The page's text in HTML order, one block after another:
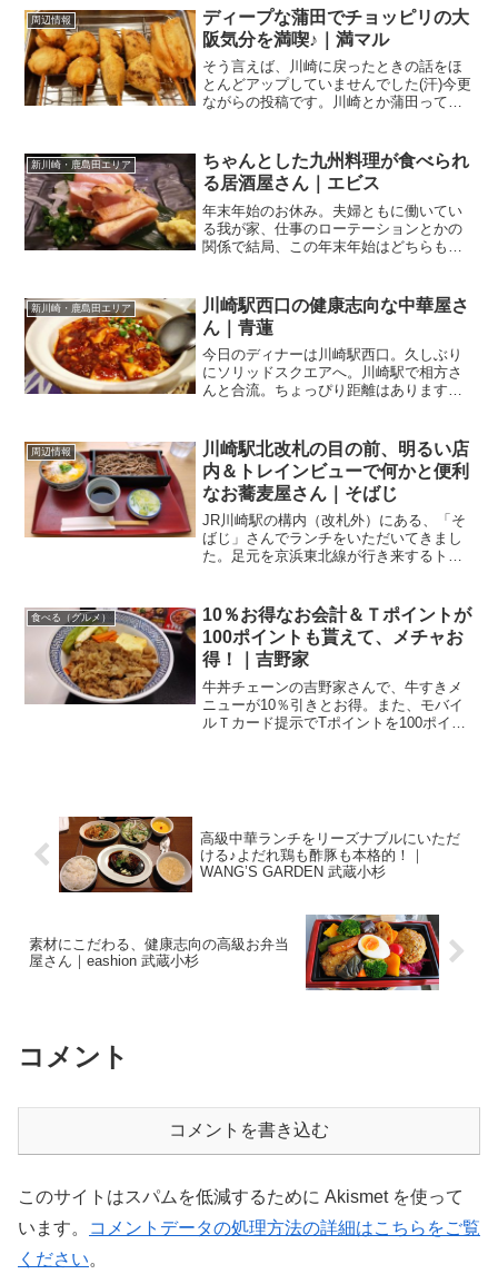
が．．．かまどか 池上店 さん1Fにナボ
ナの亀屋万年堂さんの入って...
周辺情報
ディープな蒲田でチョッピリの大
阪気分を満喫♪｜満マル
そう言えば、川崎に戻ったときの話をほ
とんどアップしていませんでした(汗)今更
ながらの投稿です。川崎とか蒲田って、
ることに。蒲田の街も川崎同様！？ディ
ープですよね～。普通...
新川崎・鹿島田エリア
ちゃんとした九州料理が食べられ
る居酒屋さん｜エビス
年末年始のお休み。夫婦ともに働いてい
る我が家、仕事のローテーションとかの
関係で結局、この年末年始はどちらも実
外食でもしよー！って話になりまして。
休みだからこそ行けるのが地...
新川崎・鹿島田エリア
川崎駅西口の健康志向な中華屋さ
ん｜青蓮
今日のディナーは川崎駅西口。久しぶり
にソリッドスクエアへ。川崎駅で相方さ
んと合流。ちょっぴり距離はあります
西口に出て直進、そのままJR線のアンダ
ーパスをくぐれば、徒...
周辺情報
川崎駅北改札の目の前、明るい店
内＆トレインビューで何かと便利
なお蕎麦屋さん｜そばじ
JR川崎駅の構内（改札外）にある、「そ
ばじ」さんでランチをいただいてきまし
た。足元を京浜東北線が行き来するトレ
はコスパ高かったですよ。北改札の目の
前仙台と川崎を行き来す...
食べる（グルメ）
10％お得なお会計＆Ｔポイントが
100ポイントも貰えて、メチャお
得！｜吉野家
牛丼チェーンの吉野家さんで、牛すきメ
ニューが10％引きとお得。また、モバイ
ルＴカード提示でTポイントを100ポイン
高級中華ランチをリーズナブルにいただ
ける♪よだれ鶏も酢豚も本格的！｜
WANG’S GARDEN 武蔵小杉
素材にこだわる、健康志向の高級お弁当
屋さん｜eashion 武蔵小杉
コメント
コメントを書き込む
このサイトはスパムを低減するために Akismet を使って
います。
コメントデータの処理方法の詳細はこちらをご覧
ください。